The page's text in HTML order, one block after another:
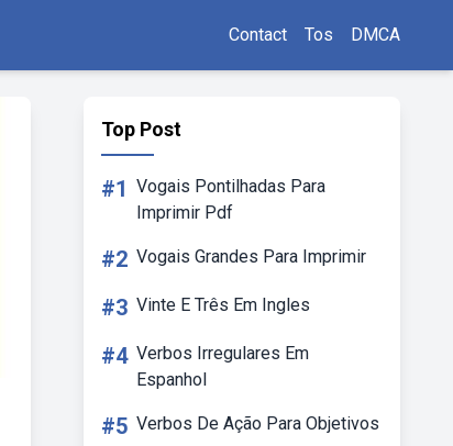
Contact Tos DMCA
Top Post
#1 Vogais Pontilhadas Para
Imprimir Pdf
#2 Vogais Grandes Para Imprimir
#3 Vinte E Três Em Ingles
#4 Verbos Irregulares Em
Espanhol
#5 Verbos De Ação Para Objetivos